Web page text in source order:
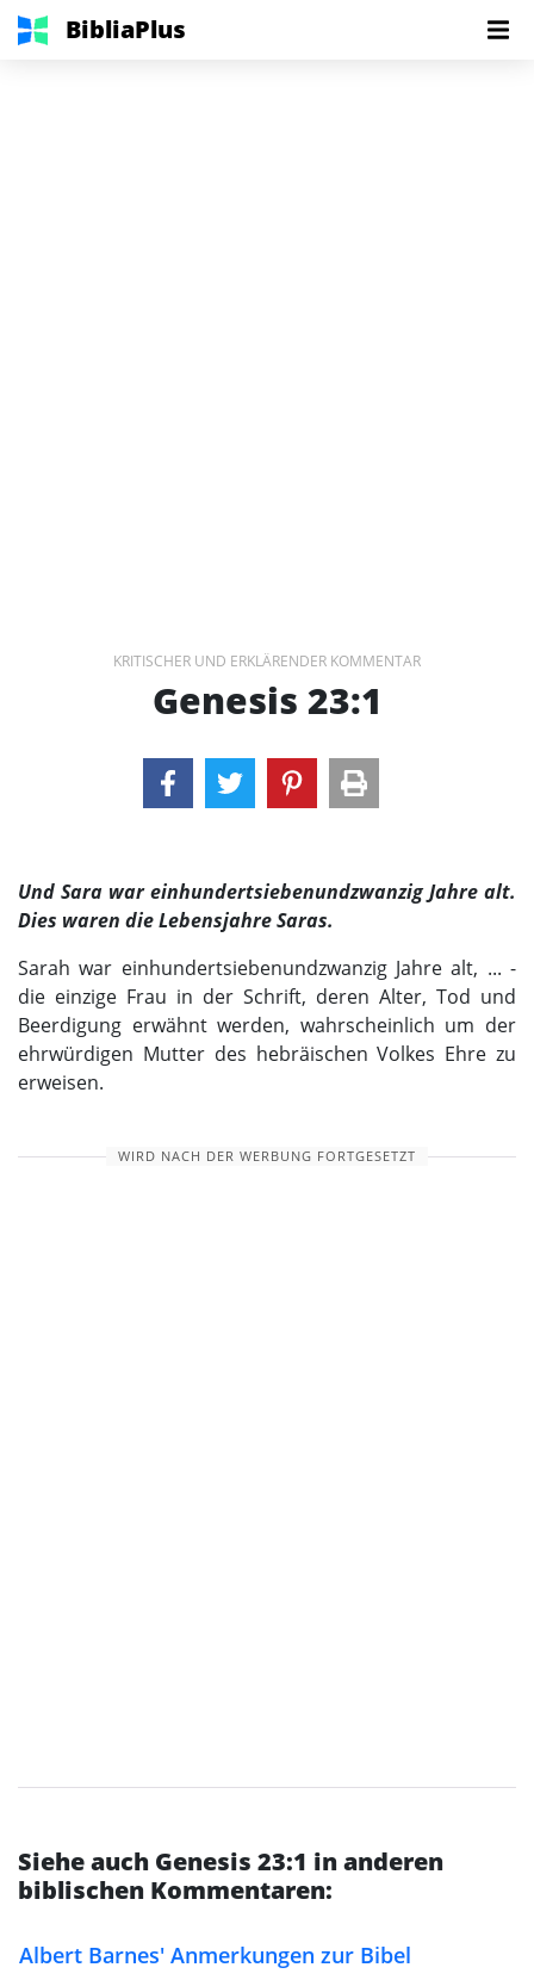
BibliaPlus
KRITISCHER UND ERKLÄRENDER KOMMENTAR
Genesis 23:1
Und Sara war einhundertsiebenundzwanzig Jahre alt.
Dies waren die Lebensjahre Saras.
Sarah war einhundertsiebenundzwanzig Jahre alt, ... -
die einzige Frau in der Schrift, deren Alter, Tod und
Beerdigung erwähnt werden, wahrscheinlich um der
ehrwürdigen Mutter des hebräischen Volkes Ehre zu
erweisen.
WIRD NACH DER WERBUNG FORTGESETZT
Siehe auch Genesis 23:1 in anderen
biblischen Kommentaren:
Albert Barnes' Anmerkungen zur Bibel